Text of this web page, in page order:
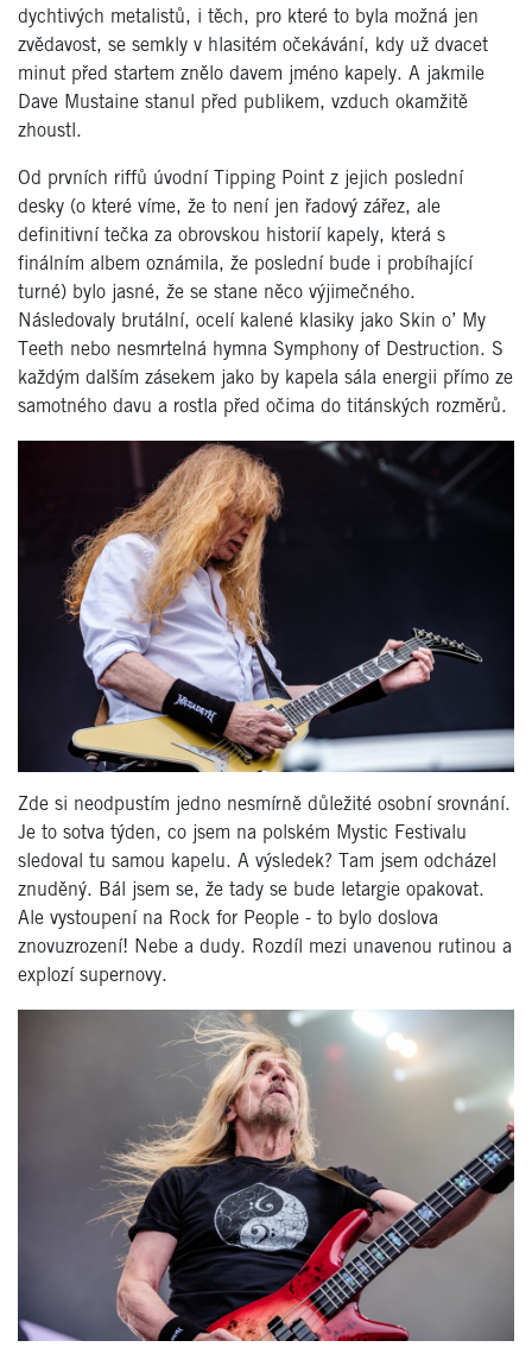
dychtivých metalistů, i těch, pro které to byla možná jen
zvědavost, se semkly v hlasitém očekávání, kdy už dvacet
minut před startem znělo davem jméno kapely. A jakmile
Dave Mustaine stanul před publikem, vzduch okamžitě
zhoustl.
Od prvních riffů úvodní Tipping Point z jejich poslední
desky (o které víme, že to není jen řadový zářez, ale
definitivní tečka za obrovskou historií kapely, která s
finálním albem oznámila, že poslední bude i probíhající
turné) bylo jasné, že se stane něco výjimečného.
Následovaly brutální, ocelí kalené klasiky jako Skin o’ My
Teeth nebo nesmrtelná hymna Symphony of Destruction. S
každým dalším zásekem jako by kapela sála energii přímo ze
samotného davu a rostla před očima do titánských rozměrů.
Zde si neodpustím jedno nesmírně důležité osobní srovnání.
Je to sotva týden, co jsem na polském Mystic Festivalu
sledoval tu samou kapelu. A výsledek? Tam jsem odcházel
znuděný. Bál jsem se, že tady se bude letargie opakovat.
Ale vystoupení na Rock for People - to bylo doslova
znovuzrození! Nebe a dudy. Rozdíl mezi unavenou rutinou a
explozí supernovy.